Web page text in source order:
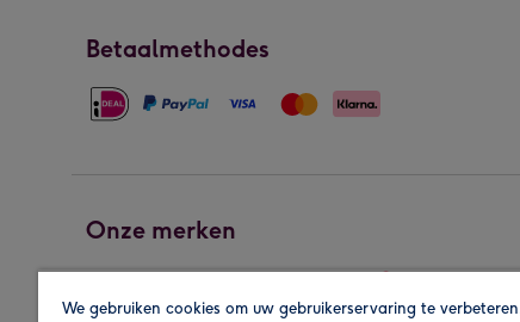
Betaalmethodes
Onze merken
We gebruiken cookies om uw gebruikerservaring te